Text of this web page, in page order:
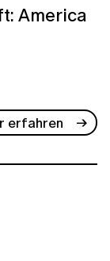
America
erfahren